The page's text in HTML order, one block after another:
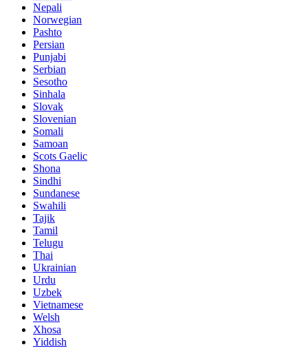
Nepali
Norwegian
Pashto
Persian
Punjabi
Serbian
Sesotho
Sinhala
Slovak
Slovenian
Somali
Samoan
Scots Gaelic
Shona
Sindhi
Sundanese
Swahili
Tajik
Tamil
Telugu
Thai
Ukrainian
Urdu
Uzbek
Vietnamese
Welsh
Xhosa
Yiddish